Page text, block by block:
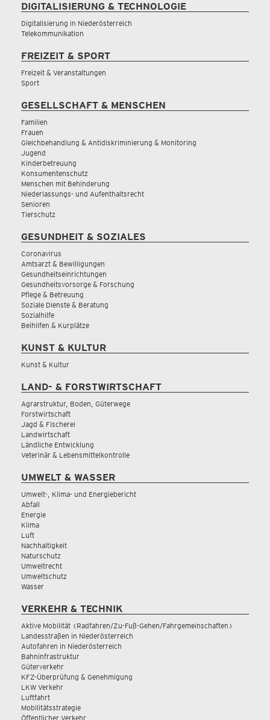
DIGITALISIERUNG & TECHNOLOGIE
Digitalisierung in Niederösterreich
Telekommunikation
FREIZEIT & SPORT
Freizeit & Veranstaltungen
Sport
GESELLSCHAFT & MENSCHEN
Familien
Frauen
Gleichbehandlung & Antidiskriminierung & Monitoring
Jugend
Kinderbetreuung
Konsumentenschutz
Menschen mit Behinderung
Niederlassungs- und Aufenthaltsrecht
Senioren
Tierschutz
GESUNDHEIT & SOZIALES
Coronavirus
Amtsarzt & Bewilligungen
Gesundheitseinrichtungen
Gesundheitsvorsorge & Forschung
Pflege & Betreuung
Soziale Dienste & Beratung
Sozialhilfe
Beihilfen & Kurplätze
KUNST & KULTUR
Kunst & Kultur
LAND- & FORSTWIRTSCHAFT
Agrarstruktur, Boden, Güterwege
Forstwirtschaft
Jagd & Fischerei
Landwirtschaft
Ländliche Entwicklung
Veterinär & Lebensmittelkontrolle
UMWELT & WASSER
Umwelt-, Klima- und Energiebericht
Abfall
Energie
Klima
Luft
Nachhaltigkeit
Naturschutz
Umweltrecht
Umweltschutz
Wasser
VERKEHR & TECHNIK
Aktive Mobilität (Radfahren/Zu-Fuß-Gehen/Fahrgemeinschaften)
Landesstraßen in Niederösterreich
Autofahren in Niederösterreich
Bahninfrastruktur
Güterverkehr
KFZ-Überprüfung & Genehmigung
LKW Verkehr
Luftfahrt
Mobilitätsstrategie
Öffentlicher Verkehr